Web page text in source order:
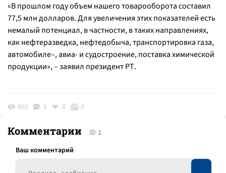
«В прошлом году объем нашего товарооборота составил
77,5 млн долларов. Для увеличения этих показателей есть
немалый потенциал, в частности, в таких направлениях,
как нефтеразведка, нефтедобыча, транспортировка газа,
автомобиле–, авиа- и судостроение, поставка химической
продукции», – заявил президент РТ.
892 1 0 0
Комментарии 1